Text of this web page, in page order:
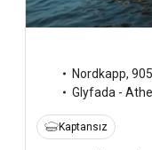
Nordkapp,
Glyfada -
Kaptansız